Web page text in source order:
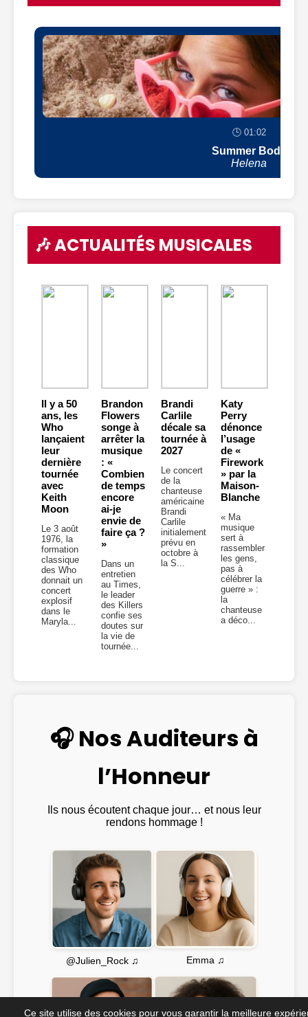
🕒 01:02
Summer Body
Helena
🎶 ACTUALITÉS MUSICALES
Il y a 50
ans, les
Who
lançaient
leur
dernière
tournée
avec
Keith
Moon
Le 3 août
1976, la
formation
classique
des Who
donnait un
concert
explosif
dans le
Maryla...
Brandon
Flowers
songe à
arrêter la
musique
: «
Combien
de temps
encore
ai-je
envie de
faire ça ?
»
Dans un
entretien
au Times,
le leader
des Killers
confie ses
doutes sur
la vie de
tournée...
Brandi
Carlile
décale sa
tournée à
2027
Le concert
de la
chanteuse
américaine
Brandi
Carlile
initialement
prévu en
octobre à
la S...
Katy
Perry
dénonce
l’usage
de «
Firework
» par la
Maison-
Blanche
« Ma
musique
sert à
rassembler
les gens,
pas à
célébrer la
guerre » :
la
chanteuse
a déco...
🎧 Nos Auditeurs à
l’Honneur
Ils nous écoutent chaque jour… et nous leur
rendons hommage !
@Julien_Rock ♫ Emma ♫
Ce site utilise des cookies pour vous garantir la meilleure